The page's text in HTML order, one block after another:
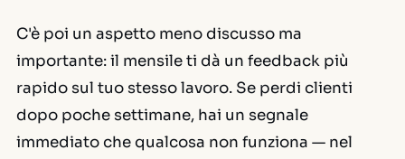
C'è poi un aspetto meno discusso ma
importante: il mensile ti dà un feedback più
rapido sul tuo stesso lavoro. Se perdi clienti
dopo poche settimane, hai un segnale
immediato che qualcosa non funziona — nel